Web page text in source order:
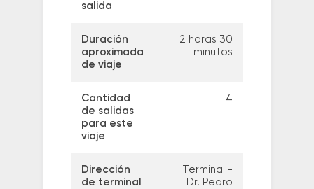
salida
Duración
aproximada
de viaje
2 horas 30
minutos
Cantidad
de salidas
para este
viaje
4
Dirección
de terminal
Terminal -
Dr. Pedro